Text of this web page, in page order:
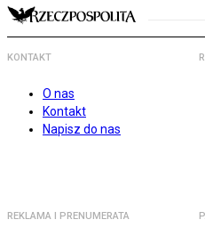
KONTAKT
O nas
Kontakt
Napisz do nas
REKLAMA I PRENUMERATA